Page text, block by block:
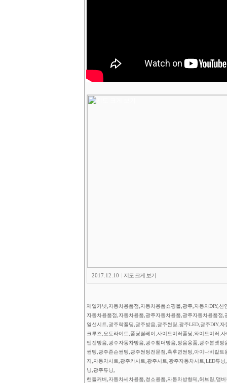
2017.12.10 지도 크게 보기
제일카넷,자동차용품점,자동차용품쇼핑몰,광주,자동차DIY,
자동차용품점,자동차용품,광주자동차용품,광주자동차용품
열선시트,광주락폴딩,광주방음,광주썬팅,광주LED,광주DIY,
크루즈,오토라이트,폴딩릴레이,사이드미러폴딩,와이드미러,
엔진방음,광주자동차방음,광주휀더방음,방음용품,광주본넷
썬팅,광주존슨썬팅,광주썬팅전문점,측후면썬팅,아이나비칼
지,자동차시트,광주카시트,광주시트,광주자동차시트,LED튜
닝,광주튜닝,
핸들커버,자동차세차용품,청소용품,자동차방향제,허브링,맴